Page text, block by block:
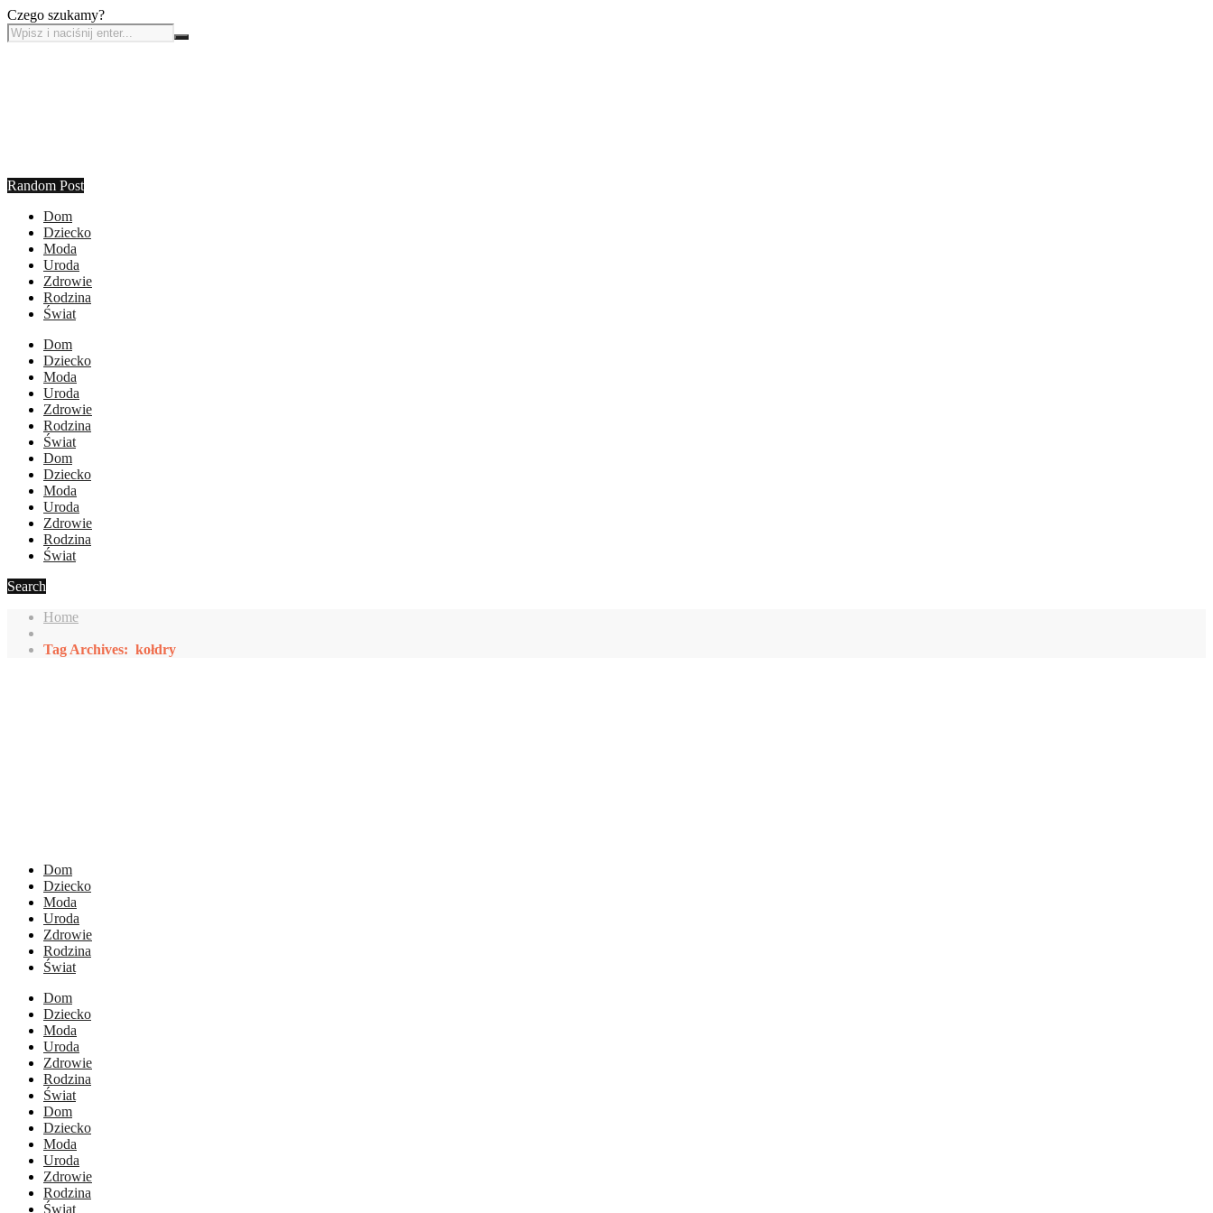
Czego szukamy?
Random Post
Dom
Dziecko
Moda
Uroda
Zdrowie
Rodzina
Świat
Dom
Dziecko
Moda
Uroda
Zdrowie
Rodzina
Świat
Dom
Dziecko
Moda
Uroda
Zdrowie
Rodzina
Świat
Search
Home
Tag Archives: kołdry
Dom
Dziecko
Moda
Uroda
Zdrowie
Rodzina
Świat
Dom
Dziecko
Moda
Uroda
Zdrowie
Rodzina
Świat
Dom
Dziecko
Moda
Uroda
Zdrowie
Rodzina
Świat